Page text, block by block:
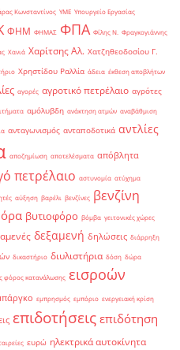
Κωνσταντίνος ΥΜΕ Υπουργείο Εργασίας
ΦΗΜ ΦΗΜΑΣ ΦΠΑ Φίλης Ν. Φραγκογιάννης
Χανιά Χαρίτσης Αλ. Χατζηθεοδοσίου Γ.
Χρηστίδου Ραλλία άδεια έκθεση αποβλήτων
αγορές αγροτικό πετρέλαιο αγρότες
αμόλυβδη ανάκτηση ατμών αναβάθμιση
ανταγωνισμός ανταποδοτικά αντλίες
αποζημίωση αποτελέσματα απόβλητα
πετρέλαιο αστυνομία ατύχημα
αύξηση βαρέλι βενζίνες βενζίνη
βυτιοφόρο βόμβα γειτονικές χώρες
δεξαμενή δηλώσεις διάρρηξη
δικαστήριο διυλιστήρια δόση δώρα
φόρος κατανάλωσης εισροών
εμπρησμός εμπόριο ενεργειακή κρίση
επιδοτήσεις επιδότηση
ευρώ ηλεκτρικά αυτοκίνητα